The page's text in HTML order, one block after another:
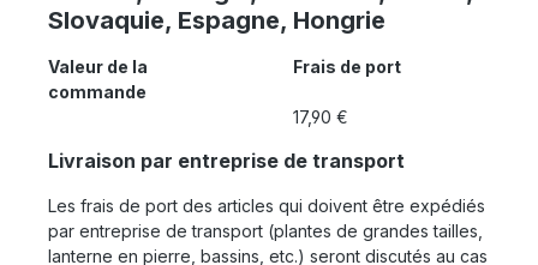
Slovaquie, Espagne, Hongrie
Valeur de la
commande
Frais de port
17,90 €
Livraison par entreprise de transport
Les frais de port des articles qui doivent être expédiés
par entreprise de transport (plantes de grandes tailles,
lanterne en pierre, bassins, etc.) seront discutés au cas